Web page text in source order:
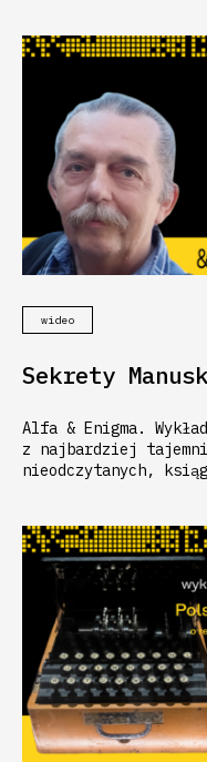
wideo
Sekrety
Alfa & Enigma.
z najbardziej
nieodczytanych,